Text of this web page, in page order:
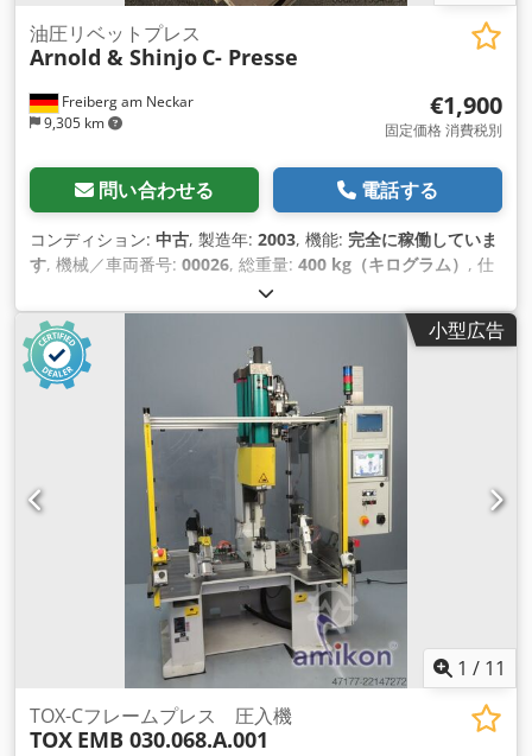
Freiberg am Neckar
9,305 km
油圧リベットプレス
Arnold & Shinjo C- Presse
€1,900
固定価格 消費税別
問い合わせる 電話する
コンディション: 中古, 製造年: 2003, 機能: 完全に稼働していま
す, 機械／車両番号: 00026, 総重量: 400 kg（キログラム） , 仕
様： 8 bar 24 V 80 kN 3 K Djdpfowrp Iuex Aclskr 150 E
Arnold & Shinjo / Multipower Farger & Joosten C-Pressは、
強力で汎用性の高い油圧式リベッティングプレスで、部品の効
率的かつ正確な接合に最適です。堅牢な設計と信頼性の高い 油
圧技術により、様々なリベッティングアプリケーションで高い
力伝達を実現し、製造・組立工程における価値あるソリューシ
ョンとなっていま す。使いやすさと柔軟性に優れたこのプレス
は、様々な生産工程で使用できます。
小型広告
1 / 11
TOX-Cフレームプレス 圧入機
TOX EMB 030.068.A.001